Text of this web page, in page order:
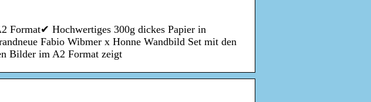
Format✔ Hochwertiges 300g dickes Papier in
Fabio Wibmer x Honne Wandbild Set mit den
Bilder im A2 Format zeigt